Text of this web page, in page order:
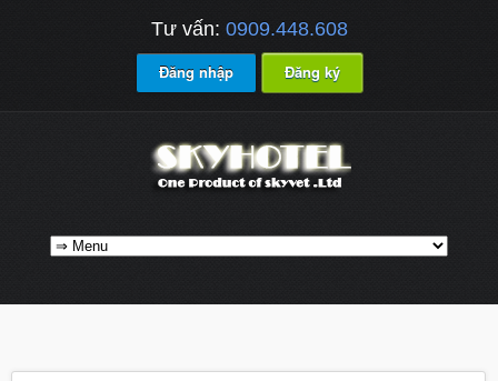
Tư vấn: 0909.448.608
Đăng nhập Đăng ký